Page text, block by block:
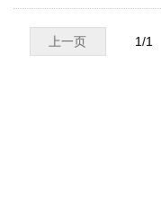
上一页 1/1